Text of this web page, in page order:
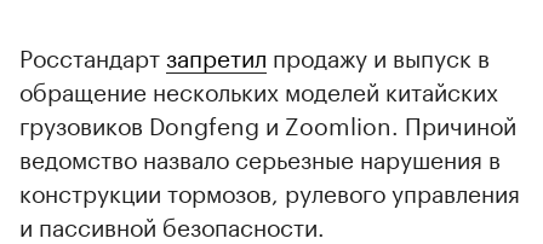
Росстандартзапретил продажу и выпуск в
обращение нескольких моделей китайских
грузовиков Dongfeng и Zoomlion. Причиной
ведомство назвало серьезные нарушения в
конструкции тормозов, рулевого управления
и пассивной безопасности.